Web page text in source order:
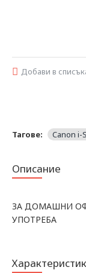
Добави в
Тагове: Canon i-
Описание
ЗА ДОМАШНИ
УПОТРЕБА